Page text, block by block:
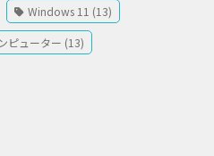
Windows 11 (13)
ピューター (13)